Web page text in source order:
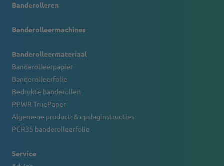
Banderolleren
Banderolleermachines
Banderolleermateriaal
Banderolleerpapier
Banderolleerfolie
Bedrukte banderollen
PPWR TruePaper
Algemene product- & opslaginstructies
PCR35 banderolleerfolie
Service